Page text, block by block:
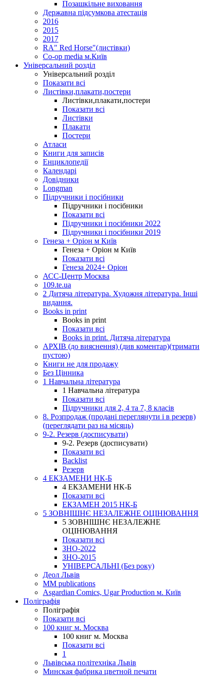
Позашкільне виховання
Державна підсумкова атестація
2016
2015
2017
RA" Red Horse"(листівки)
Co-op media м.Київ
Універсальний розділ
Універсальний розділ
Показати всі
Листівки,плакати,постери
Листівки,плакати,постери
Показати всі
Листівки
Плакати
Постери
Атласи
Книги для записів
Енциклопедії
Календарі
Довідники
Longman
Підручники і посібники
Підручники і посібники
Показати всі
Підручники і посібники 2022
Підручники і посібники 2019
Генеза + Оріон м Київ
Генеза + Оріон м Київ
Показати всі
Генеза 2024+ Оріон
АСС-Центр Москва
109.te.ua
2 Дитяча література. Художня література. Інші
видання.
Books in print
Books in print
Показати всі
Books in print. Дитяча література
АРХІВ (до вияснення) (див коментар)(тримати
пустою)
Книги не для продажу
Без Цінника
1 Навчальна література
1 Навчальна література
Показати всі
Підручники для 2, 4 та 7, 8 класів
8. Розпродаж (продані переглянути і в резерв)
(переглядати раз на місяць)
9-2. Резерв (досписувати)
9-2. Резерв (досписувати)
Показати всі
Backlist
Резерв
4 ЕКЗАМЕНИ НК-Б
4 ЕКЗАМЕНИ НК-Б
Показати всі
ЕКЗАМЕН 2015 НК-Б
5 ЗОВНІШНЄ НЕЗАЛЕЖНЕ ОЦІНЮВАННЯ
5 ЗОВНІШНЄ НЕЗАЛЕЖНЕ
ОЦІНЮВАННЯ
Показати всі
ЗНО-2022
ЗНО-2015
УНІВЕРСАЛЬНІ (Без року)
Деол Львів
MM publications
Asgardian Comics, Ugar Production м. Київ
Поліграфія
Поліграфія
Показати всі
100 книг м. Москва
100 книг м. Москва
Показати всі
1
Львівська політехніка Львів
Минская фабрика цветной печати